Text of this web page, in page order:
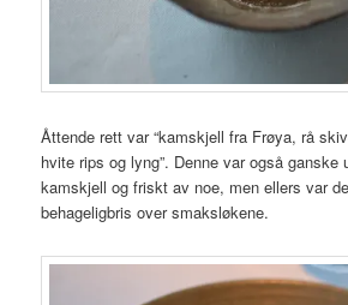
Åttende rett var “kamskjell fra Frøya, rå
hvite rips og lyng”. Denne var også
kamskjell og friskt av noe, men ellers var
behageligbris over smaksløkene.